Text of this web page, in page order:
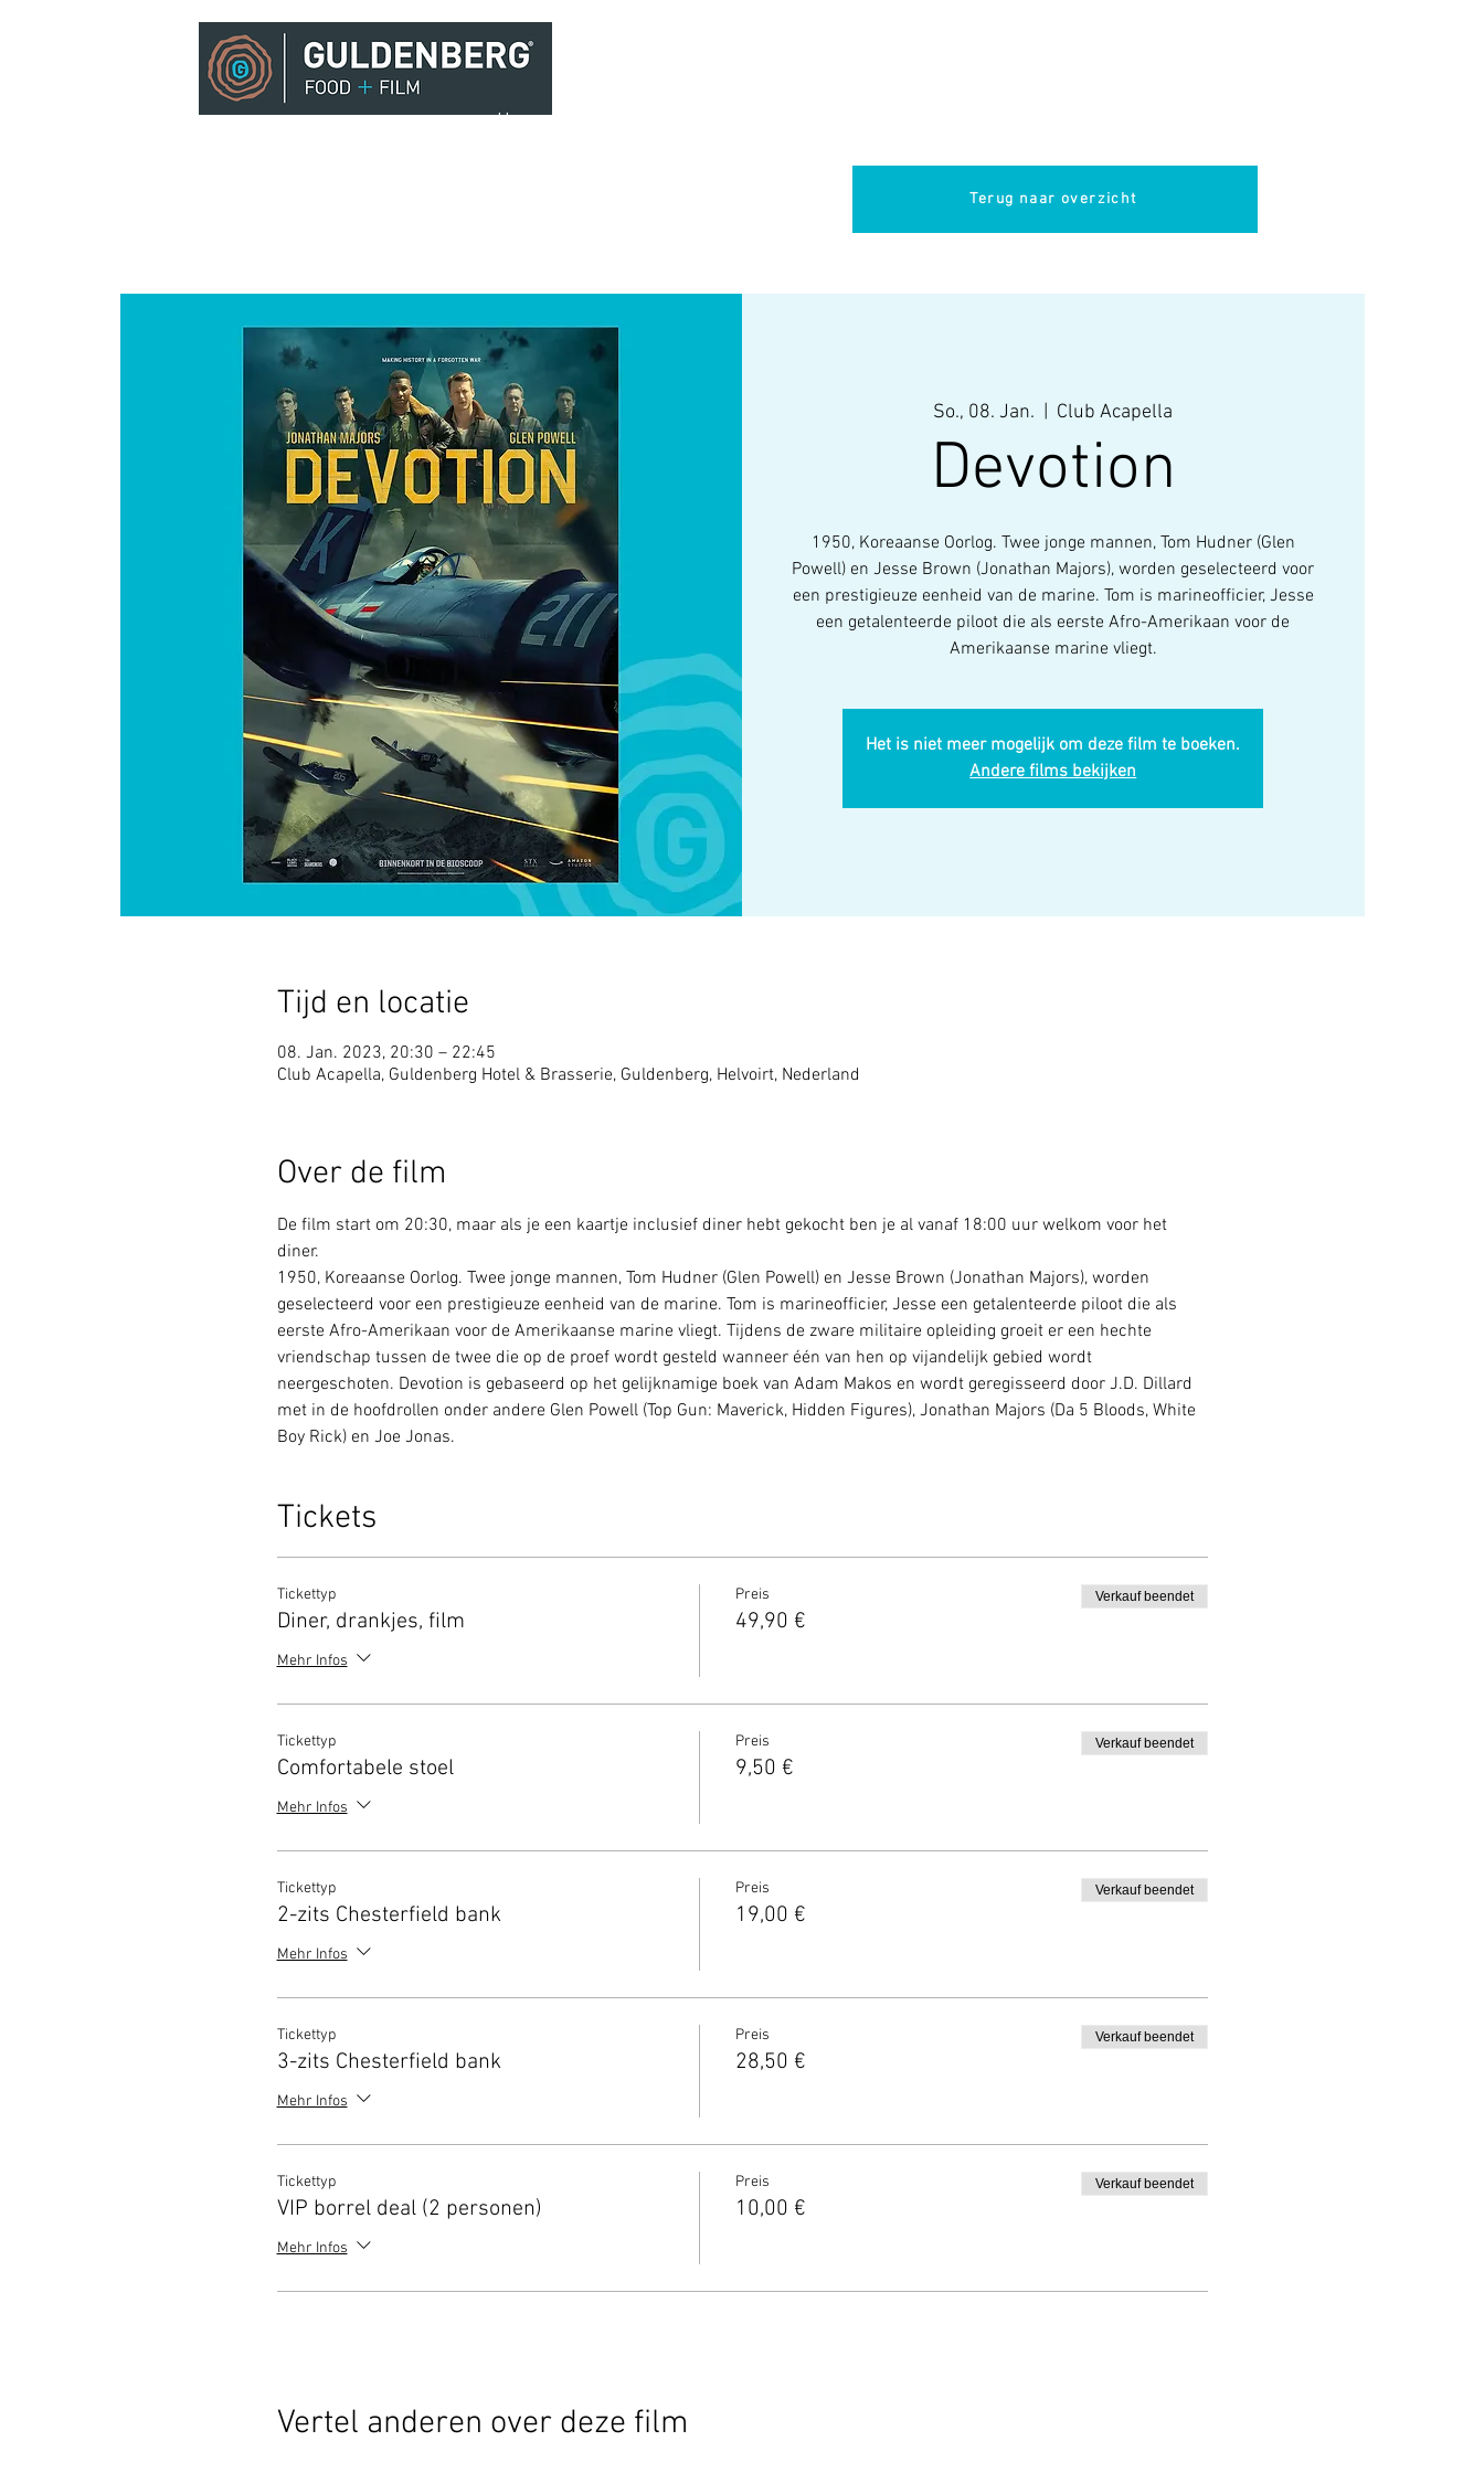
Home
Terug naar overzicht
So., 08. Jan.
  |
Club Acapella
Devotion
1950, Koreaanse Oorlog. Twee jonge mannen, Tom Hudner (Glen
Powell) en Jesse Brown (Jonathan Majors), worden geselecteerd voor
een prestigieuze eenheid van de marine. Tom is marineofficier, Jesse
een getalenteerde piloot die als eerste Afro-Amerikaan voor de
Amerikaanse marine vliegt.
Het is niet meer mogelijk om deze film te boeken.
Andere films bekijken
Tijd en locatie
08. Jan. 2023, 20:30 – 22:45
Club Acapella, Guldenberg Hotel & Brasserie, Guldenberg, Helvoirt, Nederland
Over de film
De film start om 20:30, maar als je een kaartje inclusief diner hebt gekocht ben je al vanaf 18:00 uur welkom voor het
diner.
1950, Koreaanse Oorlog. Twee jonge mannen, Tom Hudner (Glen Powell) en Jesse Brown (Jonathan Majors), worden
geselecteerd voor een prestigieuze eenheid van de marine. Tom is marineofficier, Jesse een getalenteerde piloot die als
eerste Afro-Amerikaan voor de Amerikaanse marine vliegt. Tijdens de zware militaire opleiding groeit er een hechte
vriendschap tussen de twee die op de proef wordt gesteld wanneer één van hen op vijandelijk gebied wordt
neergeschoten. Devotion is gebaseerd op het gelijknamige boek van Adam Makos en wordt geregisseerd door J.D. Dillard
met in de hoofdrollen onder andere Glen Powell (Top Gun: Maverick, Hidden Figures), Jonathan Majors (Da 5 Bloods, White
Boy Rick) en Joe Jonas.
Tickets
Tickettyp
Diner, drankjes, film
Mehr Infos
Preis
49,90 €
Verkauf beendet
Tickettyp
Comfortabele stoel
Mehr Infos
Preis
9,50 €
Verkauf beendet
Tickettyp
2-zits Chesterfield bank
Mehr Infos
Preis
19,00 €
Verkauf beendet
Tickettyp
3-zits Chesterfield bank
Mehr Infos
Preis
28,50 €
Verkauf beendet
Tickettyp
VIP borrel deal (2 personen)
Mehr Infos
Preis
10,00 €
Verkauf beendet
Vertel anderen over deze film